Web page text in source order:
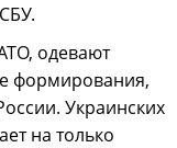
одевают
формирования,
Украинских
на только